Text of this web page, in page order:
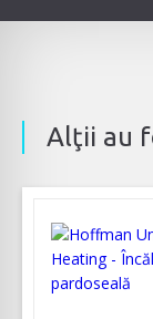
Alţii au